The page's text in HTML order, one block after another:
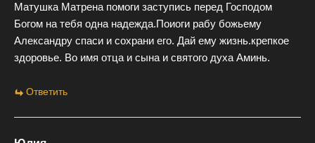
Матушка Матрена помоги заступись перед Господом
Богом на тебя одна надежда.Поиоги рабу божьему
Александру спаси и сохрани его. Дай ему жизнь.крепкое
здоровье. Во имя отца и сына и святого духа Аминь.
Ответить